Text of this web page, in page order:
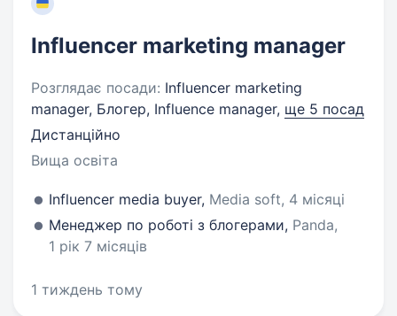
Influencer marketing manager
Розглядає посади: Influencer marketing
manager, Блогер, Influence manager, ще 5 посад
Дистанційно
Вища освіта
Influencer media buyer, Media soft, 4 місяці
Менеджер по роботі з блогерами, Panda,
1 рік 7 місяців
1 тиждень тому